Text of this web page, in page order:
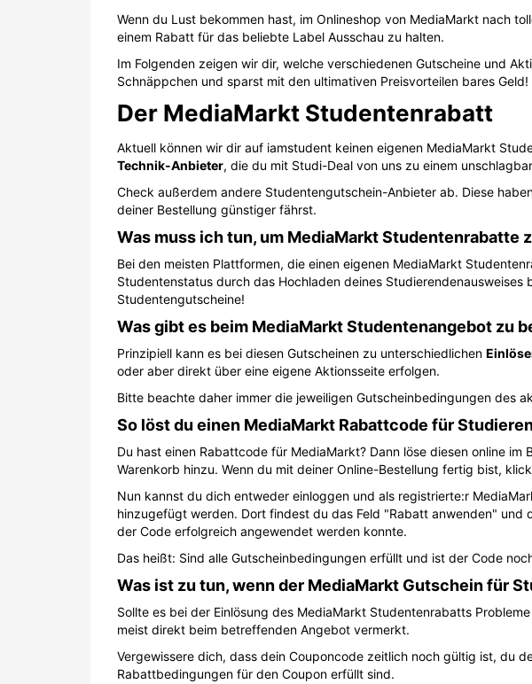
Wenn du Lust bekommen hast, im Onlineshop von MediaMarkt nach
einem Rabatt für das beliebte Label Ausschau zu halten.
Im Folgenden zeigen wir dir, welche verschiedenen Gutscheine und
Schnäppchen und sparst mit den ultimativen Preisvorteilen bares Geld!
Der MediaMarkt Studentenrabatt
Aktuell können wir dir auf iamstudent keinen eigenen MediaMarkt
Technik-Anbieter, die du mit Studi-Deal von uns zu einem
Check außerdem andere Studentengutschein-Anbieter ab. Diese
deiner Bestellung günstiger fährst.
Was muss ich tun, um MediaMarkt Studentenrabatte
Bei den meisten Plattformen, die einen eigenen MediaMarkt
Studentenstatus durch das Hochladen deines
Studentengutscheine!
Was gibt es beim MediaMarkt Studentenangebot zu
Prinzipiell kann es bei diesen Gutscheinen zu unterschiedlichen
oder aber direkt über eine eigene Aktionsseite erfolgen.
Bitte beachte daher immer die jeweiligen Gutscheinbedingungen des
So löst du einen MediaMarkt Rabattcode für
Du hast einen Rabattcode für MediaMarkt? Dann löse diesen online
Warenkorb hinzu. Wenn du mit deiner Online-Bestellung fertig bist,
Nun kannst du dich entweder einloggen und als registrierte:r
hinzugefügt werden. Dort findest du das Feld "Rabatt anwenden"
der Code erfolgreich angewendet werden konnte.
Das heißt: Sind alle Gutscheinbedingungen erfüllt und ist der Code
Was ist zu tun, wenn der MediaMarkt Gutschein für
Sollte es bei der Einlösung des MediaMarkt Studentenrabatts
meist direkt beim betreffenden Angebot vermerkt.
Vergewissere dich, dass dein Couponcode zeitlich noch gültig ist, du
Rabattbedingungen für den Coupon erfüllt sind.